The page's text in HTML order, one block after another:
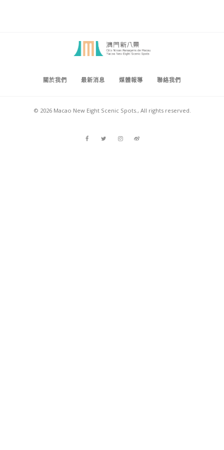
關於我們 最新消息 媒體報導 聯絡我們
© 2026 Macao New Eight Scenic Spots., All rights reserved.